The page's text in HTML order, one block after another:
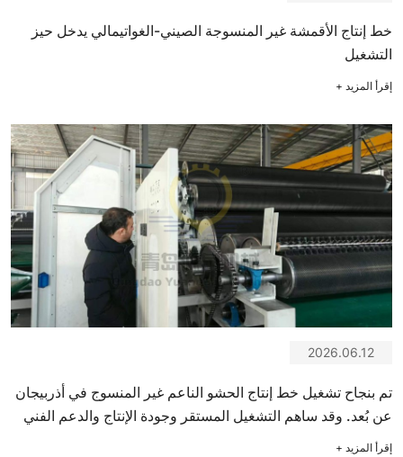
خط إنتاج الأقمشة غير المنسوجة الصيني-الغواتيمالي يدخل حيز
التشغيل
إقرأ المزيد +
2026.06.12
تم بنجاح تشغيل خط إنتاج الحشو الناعم غير المنسوج في أذربيجان
عن بُعد. وقد ساهم التشغيل المستقر وجودة الإنتاج والدعم الفني
الفعال في سرعة بدء التشغيل.
إقرأ المزيد +